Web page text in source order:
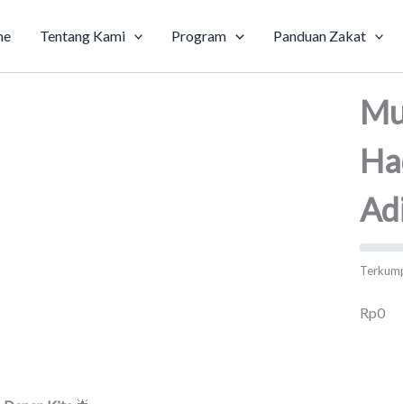
Tentang Kami Program Panduan Zakat
Rp0